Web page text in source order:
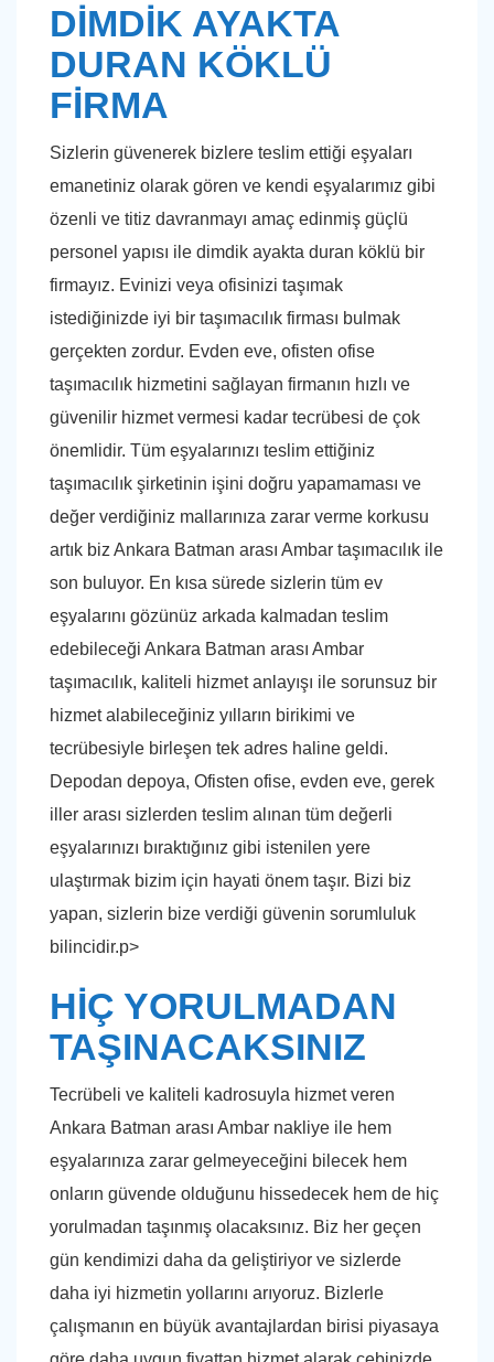
DİMDİK AYAKTA
DURAN KÖKLÜ
FİRMA
Sizlerin güvenerek bizlere teslim ettiği eşyaları
emanetiniz olarak gören ve kendi eşyalarımız gibi
özenli ve titiz davranmayı amaç edinmiş güçlü
personel yapısı ile dimdik ayakta duran köklü bir
firmayız. Evinizi veya ofisinizi taşımak
istediğinizde iyi bir taşımacılık firması bulmak
gerçekten zordur. Evden eve, ofisten ofise
taşımacılık hizmetini sağlayan firmanın hızlı ve
güvenilir hizmet vermesi kadar tecrübesi de çok
önemlidir. Tüm eşyalarınızı teslim ettiğiniz
taşımacılık şirketinin işini doğru yapamaması ve
değer verdiğiniz mallarınıza zarar verme korkusu
artık biz Ankara Batman arası Ambar taşımacılık ile
son buluyor. En kısa sürede sizlerin tüm ev
eşyalarını gözünüz arkada kalmadan teslim
edebileceği Ankara Batman arası Ambar
taşımacılık, kaliteli hizmet anlayışı ile sorunsuz bir
hizmet alabileceğiniz yılların birikimi ve
tecrübesiyle birleşen tek adres haline geldi.
Depodan depoya, Ofisten ofise, evden eve, gerek
iller arası sizlerden teslim alınan tüm değerli
eşyalarınızı bıraktığınız gibi istenilen yere
ulaştırmak bizim için hayati önem taşır. Bizi biz
yapan, sizlerin bize verdiği güvenin sorumluluk
bilincidir.p>
HİÇ YORULMADAN
TAŞINACAKSINIZ
Tecrübeli ve kaliteli kadrosuyla hizmet veren
Ankara Batman arası Ambar nakliye ile hem
eşyalarınıza zarar gelmeyeceğini bilecek hem
onların güvende olduğunu hissedecek hem de hiç
yorulmadan taşınmış olacaksınız. Biz her geçen
gün kendimizi daha da geliştiriyor ve sizlerde
daha iyi hizmetin yollarını arıyoruz. Bizlerle
çalışmanın en büyük avantajlardan birisi piyasaya